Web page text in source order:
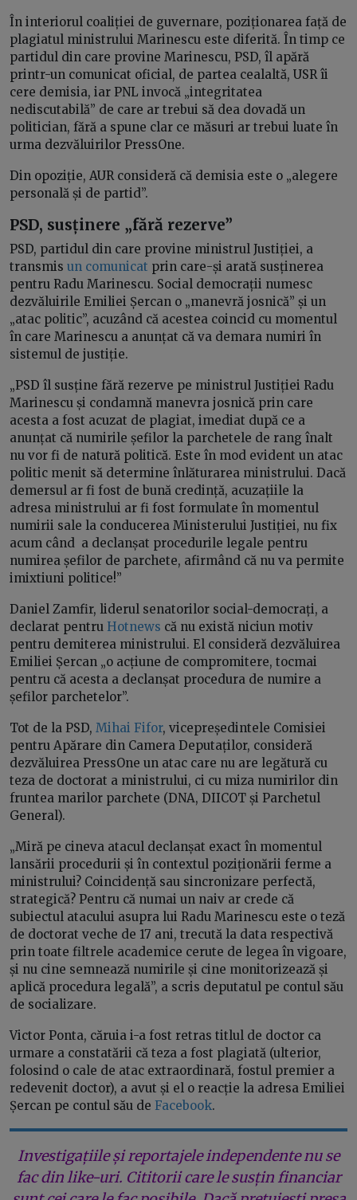
În interiorul coaliției de guvernare, poziționarea față de
plagiatul ministrului Marinescu este diferită. În timp ce
partidul din care provine Marinescu, PSD, îl apără
printr-un comunicat oficial, de partea cealaltă, USR îi
cere demisia, iar PNL invocă „integritatea
nediscutabilă” de care ar trebui să dea dovadă un
politician, fără a spune clar ce măsuri ar trebui luate în
urma dezvăluirilor PressOne.
Din opoziție, AUR consideră că demisia este o „alegere
personală și de partid”.
PSD, susținere „fără rezerve”
PSD, partidul din care provine ministrul Justiției, a
transmis un comunicat prin care-și arată susținerea
pentru Radu Marinescu. Social democrații numesc
dezvăluirile Emiliei Șercan o „manevră josnică” și un
„atac politic”, acuzând că acestea coincid cu momentul
în care Marinescu a anunțat că va demara numiri în
sistemul de justiție.
„PSD îl susține fără rezerve pe ministrul Justiției Radu
Marinescu și condamnă manevra josnică prin care
acesta a fost acuzat de plagiat, imediat după ce a
anunțat că numirile șefilor la parchetele de rang înalt
nu vor fi de natură politică. Este în mod evident un atac
politic menit să determine înlăturarea ministrului. Dacă
demersul ar fi fost de bună credință, acuzațiile la
adresa ministrului ar fi fost formulate în momentul
numirii sale la conducerea Ministerului Justiției, nu fix
acum când a declanșat procedurile legale pentru
numirea șefilor de parchete, afirmând că nu va permite
imixtiuni politice!”
Daniel Zamfir, liderul senatorilor social-democrați, a
declarat pentru Hotnews că nu există niciun motiv
pentru demiterea ministrului. El consideră dezvăluirea
Emiliei Șercan „o acțiune de compromitere, tocmai
pentru că acesta a declanșat procedura de numire a
șefilor parchetelor”.
Tot de la PSD, Mihai Fifor, vicepreședintele Comisiei
pentru Apărare din Camera Deputaților, consideră
dezvăluirea PressOne un atac care nu are legătură cu
teza de doctorat a ministrului, ci cu miza numirilor din
fruntea marilor parchete (DNA, DIICOT și Parchetul
General).
„Miră pe cineva atacul declanșat exact în momentul
lansării procedurii și în contextul poziționării ferme a
ministrului? Coincidență sau sincronizare perfectă,
strategică? Pentru că numai un naiv ar crede că
subiectul atacului asupra lui Radu Marinescu este o teză
de doctorat veche de 17 ani, trecută la data respectivă
prin toate filtrele academice cerute de legea în vigoare,
și nu cine semnează numirile și cine monitorizează și
aplică procedura legală”, a scris deputatul pe contul său
de socializare.
Victor Ponta, căruia i-a fost retras titlul de doctor ca
urmare a constatării că teza a fost plagiată (ulterior,
folosind o cale de atac extraordinară, fostul premier a
redevenit doctor), a avut și el o reacție la adresa Emiliei
Șercan pe contul său de Facebook.
Investigațiile și reportajele independente nu se
fac din like-uri. Cititorii care le susțin financiar